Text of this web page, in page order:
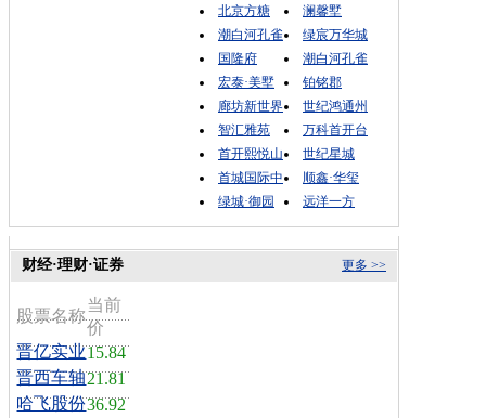
北京方糖
澜馨墅
潮白河孔雀
绿宸万华城
国隆府
潮白河孔雀
宏泰·美墅
铂铭郡
廊坊新世界
世纪鸿通州
智汇雅苑
万科首开台
首开熙悦山
世纪星城
首城国际中
顺鑫·华玺
绿城·御园
远洋一方
更多 >>
财经·理财·证券
股票名称
当前
价
晋亿实业15.84
晋西车轴21.81
哈飞股份36.92